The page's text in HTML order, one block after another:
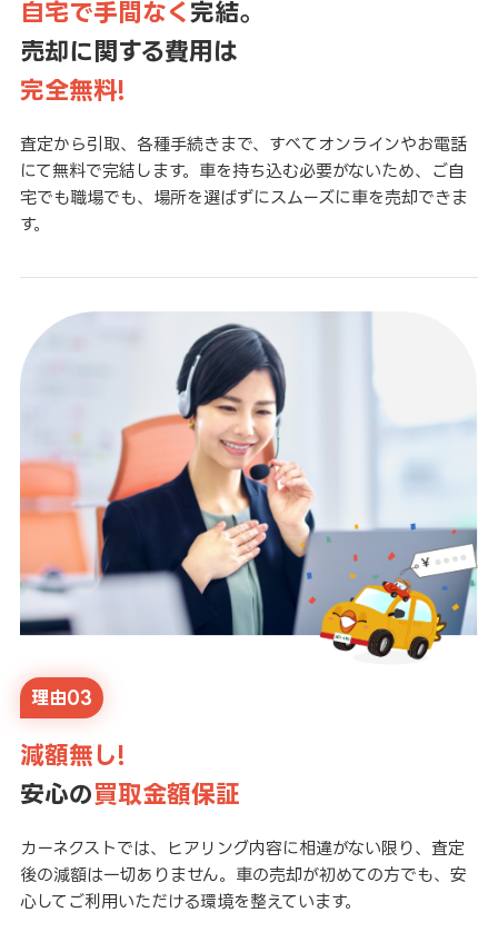
自宅で手間なく 完結。
売却に関する費用は
完全無料!
査定から引取、各種手続きまで、すべてオンラインやお電話
にて無料で完結します。車を持ち込む必要がないため、ご自
宅でも職場でも、場所を選ばずにスムーズに車を売却できま
す。
理由03
減額無し!
安心の買取金額保証
カーネクストでは、ヒアリング内容に相違がない限り、査定
後の減額は一切ありません。車の売却が初めての方でも、安
心してご利用いただける環境を整えています。